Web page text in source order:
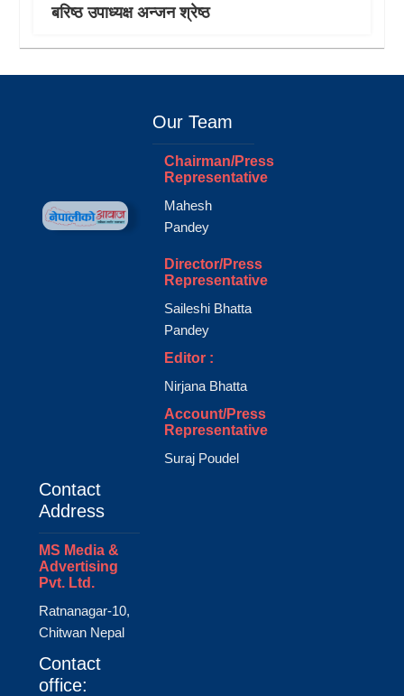
बरिष्ठ उपाध्यक्ष अन्जन श्रेष्ठ
Our Team
Chairman/Press
Representative
Mahesh
Pandey
Director/Press
Representative
Saileshi Bhatta
Pandey
Editor :
Nirjana Bhatta
Account/Press
Representative
Suraj Poudel
Contact
Address
MS Media &
Advertising
Pvt. Ltd.
Ratnanagar-10,
Chitwan Nepal
Contact
office: